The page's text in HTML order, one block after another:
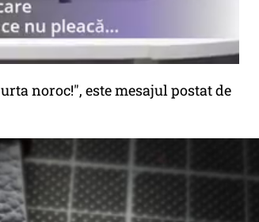
noroc!", este mesajul postat de